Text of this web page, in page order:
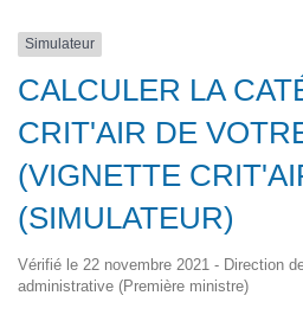
Simulateur
CALCULER LA
CRIT'AIR DE
(VIGNETTE
(SIMULATEUR)
Vérifié le 22 novembre 2021 - Direction
administrative (Première ministre)